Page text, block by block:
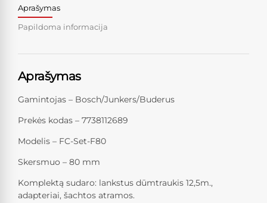
Aprašymas
Papildoma informacija
Aprašymas
Gamintojas – Bosch/Junkers/Buderus
Prekės kodas – 7738112689
Modelis – FC-Set-F80
Skersmuo – 80 mm
Komplektą sudaro: lankstus dūmtraukis 12,5m.,
adapteriai, šachtos atramos.